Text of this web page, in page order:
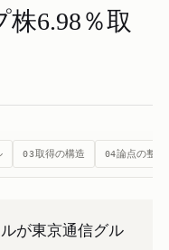
6.98％取
03取得の構造 04論点の整理
が東京通信グル